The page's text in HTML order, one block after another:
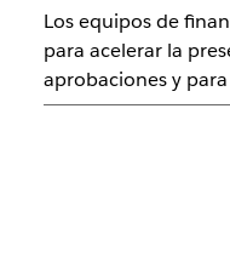
Los equipos de
para acelerar la
aprobaciones y